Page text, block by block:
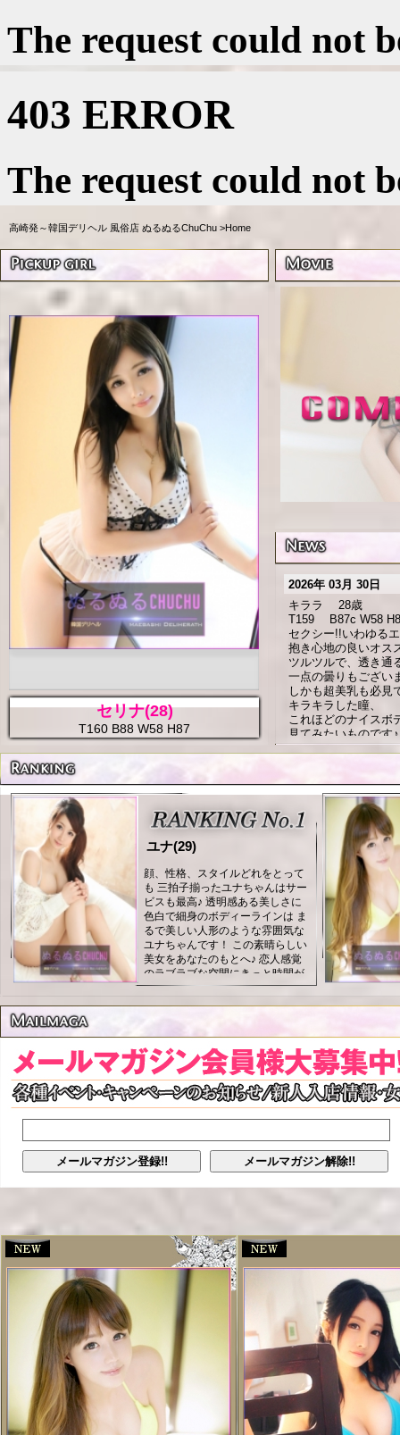
高崎発～韓国デリヘル 風俗店 ぬるぬるChuChu >Home
セリナ(28)
T160 B88 W58 H87
2026年 03月 30日
キララ 28歳
T159 B87c W58
セクシー!!いわゆる
抱き心地の良いオ
ツルツルで、透き通
一点の曇りもござい
しかも超美乳も必見
キラキラした瞳、
これほどのナイスボ
見てみたいものです
おまけに濃厚,献身
Testtwlest
ユナ(29)
顔、性格、スタイルどれをとって
も 三拍子揃ったユナちゃんはサー
ビスも最高♪ 透明感ある美しさに
色白で細身のボディーラインは ま
るで美しい人形のような雰囲気な
ユナちゃんです！ この素晴らしい
美女をあなたのもとへ♪ 恋人感覚
のラブラブな空間にきっと時間が
経つのを忘れてしまうこと間違い